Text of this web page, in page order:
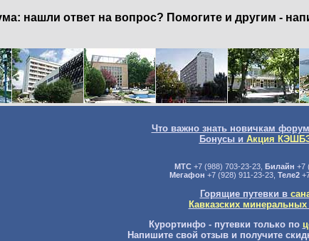
нашли ответ на вопрос? Помогите и другим -
Что важно знать новичкам
Бонусы и Акция
МТС+7 (988) 703-23-23, Билайн +7
Мегафон +7 (928) 911-23-23, Теле2
Горящие путевки в
Кавказских
Курортинфо - путевки только по
Напишите свой отзыв и получите